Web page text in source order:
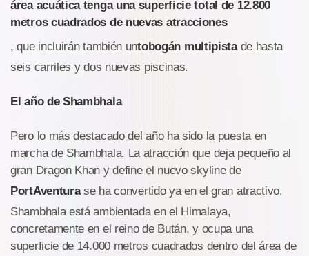
área acuática tenga una superficie total de 12.800
metros cuadrados de nuevas atracciones
, que incluirán también untobogán multipistade hasta
seis carriles y dos nuevas piscinas.
El año de Shambhala
Pero lo más destacado del año ha sido la puesta en
marcha de Shambhala. La atracción que deja pequeño al
gran Dragon Khan y define el nuevo skyline de
PortAventurase ha convertido ya en el gran atractivo.
Shambhala está ambientada en el Himalaya,
concretamente en el reino de Bután, y ocupa una
superficie de 14.000 metros cuadrados dentro del área de